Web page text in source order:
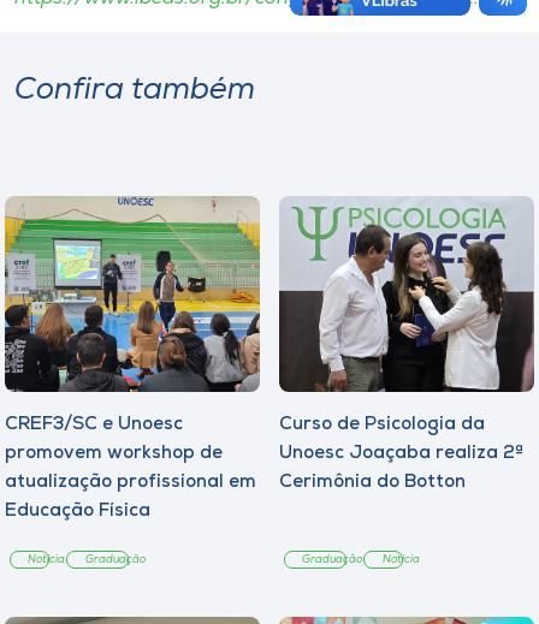
Confira também
CREF3/SC e Unoesc
promovem workshop de
atualização profissional em
Educação Física
Notícia Graduação
Curso de Psicologia da
Unoesc Joaçaba realiza 2ª
Cerimônia do Botton
Graduação Notícia